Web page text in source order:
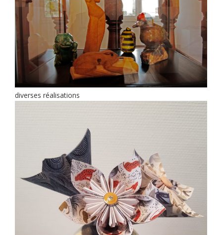
diverses réalisations